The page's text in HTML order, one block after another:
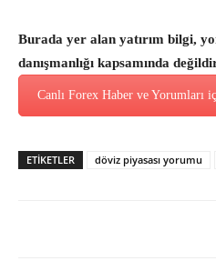
Burada yer alan yatırım bilgi,
danışmanlığı kapsamında
Canlı Forex Haber ve Yorumları
ETİKETLER döviz piyasası yorumu